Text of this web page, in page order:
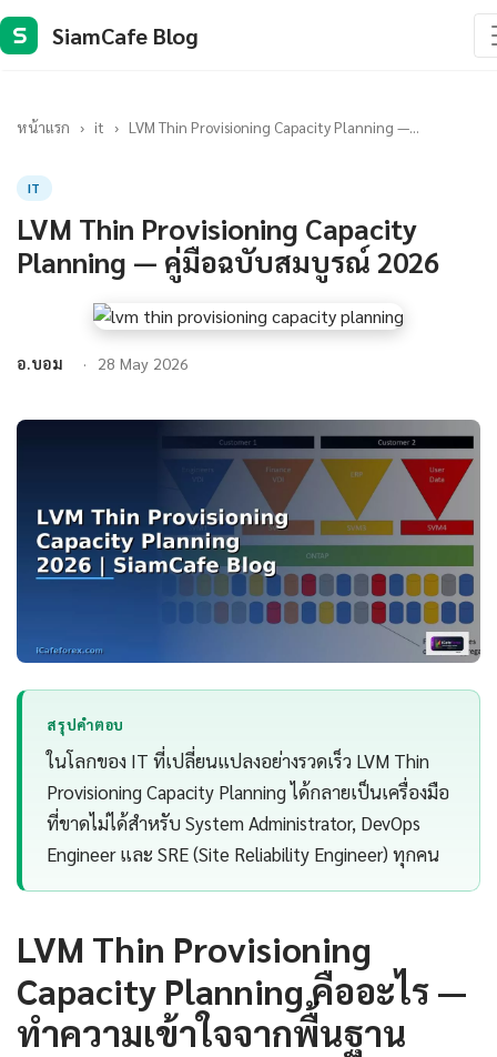
S SiamCafe Blog
หน้าแรก › it › LVM Thin Provisioning Capacity Planning —...
IT
LVM Thin Provisioning Capacity
Planning — คู่มือฉบับสมบูรณ์ 2026
อ.บอม 28 May 2026
สรุปคำตอบ
ในโลกของ IT ที่เปลี่ยนแปลงอย่างรวดเร็ว LVM Thin
Provisioning Capacity Planning ได้กลายเป็นเครื่องมือ
ที่ขาดไม่ได้สำหรับ System Administrator, DevOps
Engineer และ SRE (Site Reliability Engineer) ทุกคน
LVM Thin Provisioning
Capacity Planning คืออะไร —
ทำความเข้าใจจากพื้นฐาน